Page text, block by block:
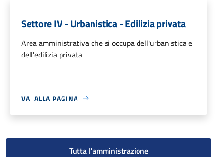
Settore IV - Urbanistica - Edilizia privata
Area amministrativa che si occupa dell'urbanistica e
dell'edilizia privata
VAI ALLA PAGINA
Tutta l'amministrazione